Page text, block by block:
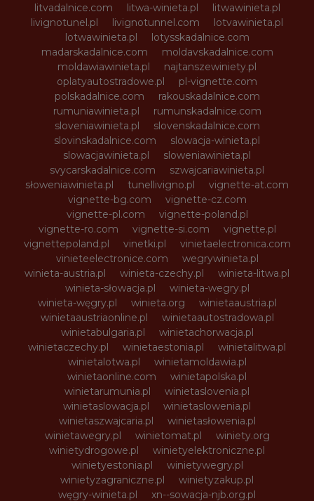
litvadalnice.com
litwa-winieta.pl
litwawinieta.pl
livignotunel.pl
livignotunnel.com
lotvawinieta.pl
lotwawinieta.pl
lotysskadalnice.com
madarskadalnice.com
moldavskadalnice.com
moldawiawinieta.pl
najtanszewiniety.pl
oplatyautostradowe.pl
pl-vignette.com
polskadalnice.com
rakouskadalnice.com
rumuniawinieta.pl
rumunskadalnice.com
sloveniawinieta.pl
slovenskadalnice.com
slovinskadalnice.com
slowacja-winieta.pl
slowacjawinieta.pl
sloweniawinieta.pl
svycarskadalnice.com
szwajcariawinieta.pl
słoweniawinieta.pl
tunellivigno.pl
vignette-at.com
vignette-bg.com
vignette-cz.com
vignette-pl.com
vignette-poland.pl
vignette-ro.com
vignette-si.com
vignette.pl
vignettepoland.pl
vinetki.pl
vinietaelectronica.com
vinieteelectronice.com
wegrywinieta.pl
winieta-austria.pl
winieta-czechy.pl
winieta-litwa.pl
winieta-słowacja.pl
winieta-wegry.pl
winieta-węgry.pl
winieta.org
winietaaustria.pl
winietaaustriaonline.pl
winietaautostradowa.pl
winietabulgaria.pl
winietachorwacja.pl
winietaczechy.pl
winietaestonia.pl
winietalitwa.pl
winietalotwa.pl
winietamoldawia.pl
winietaonline.com
winietapolska.pl
winietarumunia.pl
winietaslovenia.pl
winietaslowacja.pl
winietaslowenia.pl
winietaszwajcaria.pl
winietasłowenia.pl
winietawegry.pl
winietomat.pl
winiety.org
winietydrogowe.pl
winietyelektroniczne.pl
winietyestonia.pl
winietywegry.pl
winietyzagraniczne.pl
winietyzakup.pl
węgry-winieta.pl
xn--sowacja-njb.org.pl